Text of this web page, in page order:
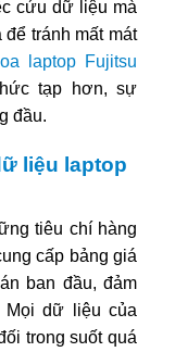
cứu dữ liệu mà
tránh mất mát
laptop Fujitsu
tạp hơn, sự
đầu.
liệu laptop
tiêu chí hàng
cấp bảng giá
ban đầu, đảm
Mọi dữ liệu của
trong suốt quá